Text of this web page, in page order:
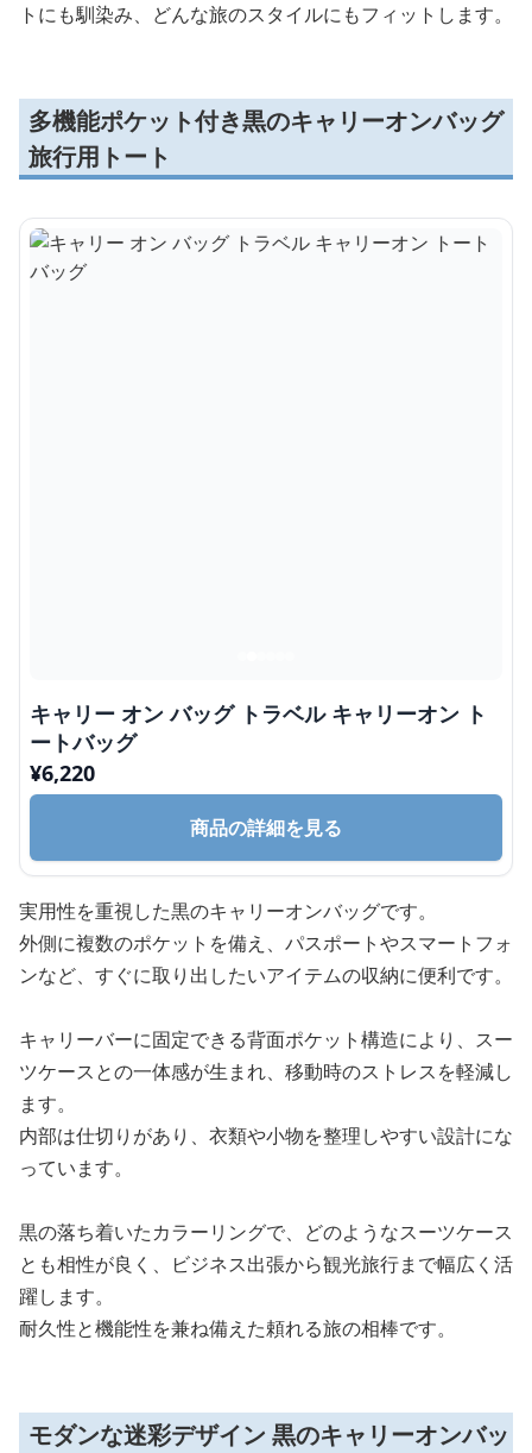
トにも馴染み、どんな旅のスタイルにもフィットします。
多機能ポケット付き黒のキャリーオンバッグ
旅行用トート
キャリー オン バッグ トラベル キャリーオン ト
ートバッグ
¥6,220
商品の詳細を見る
実用性を重視した黒のキャリーオンバッグです。
外側に複数のポケットを備え、パスポートやスマートフォ
ンなど、すぐに取り出したいアイテムの収納に便利です。
キャリーバーに固定できる背面ポケット構造により、スー
ツケースとの一体感が生まれ、移動時のストレスを軽減し
ます。
内部は仕切りがあり、衣類や小物を整理しやすい設計にな
っています。
黒の落ち着いたカラーリングで、どのようなスーツケース
とも相性が良く、ビジネス出張から観光旅行まで幅広く活
躍します。
耐久性と機能性を兼ね備えた頼れる旅の相棒です。
モダンな迷彩デザイン 黒のキャリーオンバッ